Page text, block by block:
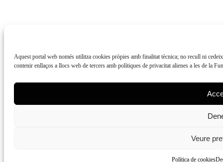
Aquest portal web només utilitza cookies pròpies amb finalitat tècnica; no recull ni
contenir enllaços a llocs web de tercers amb polítiques de privacitat alienes a les de la
Veure
Política de cookies